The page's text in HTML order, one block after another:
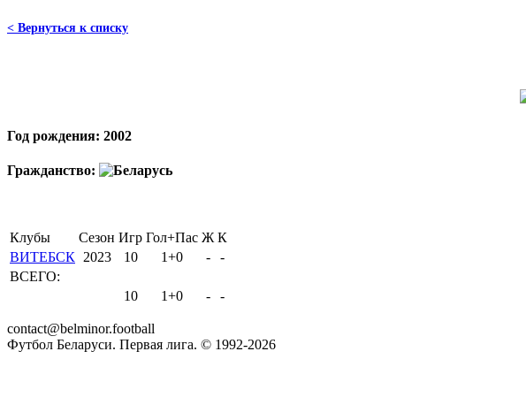
< Вернуться к списку
Год рождения: 2002
Гражданство:
Клубы Сезон Игр Гол+Пас Ж К
ВИТЕБСК 2023 10 1+0 -
-
ВСЕГО:
10
1+0 - -
contact@belminor.football
Футбол Беларуси. Первая лига. © 1992-2026